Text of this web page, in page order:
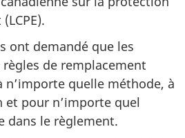
ont demandé que les
de remplacement
n’importe quelle méthode, à
et pour n’importe quel
dans le règlement.